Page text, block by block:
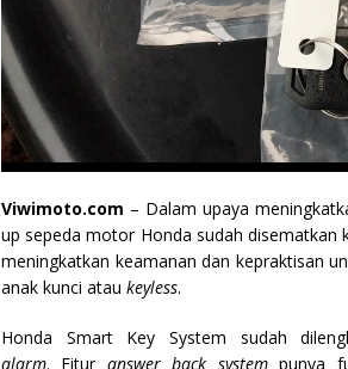
Viwimoto.com – Dalam upaya
up sepeda motor Honda sudah disematkan
meningkatkan keamanan dan kepraktisan
anak kunci atau keyless.
Honda Smart Key System sudah
alarm. Fitur answer back systempunya